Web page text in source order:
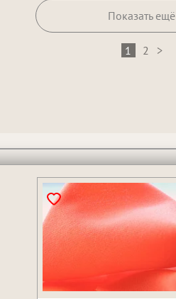
Показать ещё
1 2 >